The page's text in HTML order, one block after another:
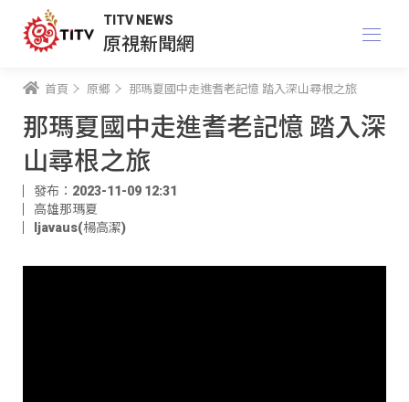
TITV NEWS
原視新聞網
首頁 原鄉 那瑪夏國中走進耆老記憶 踏入深山尋根之旅
那瑪夏國中走進耆老記憶 踏入深
山尋根之旅
發布：2023-11-09 12:31
高雄那瑪夏
ljavaus(楊高潔)